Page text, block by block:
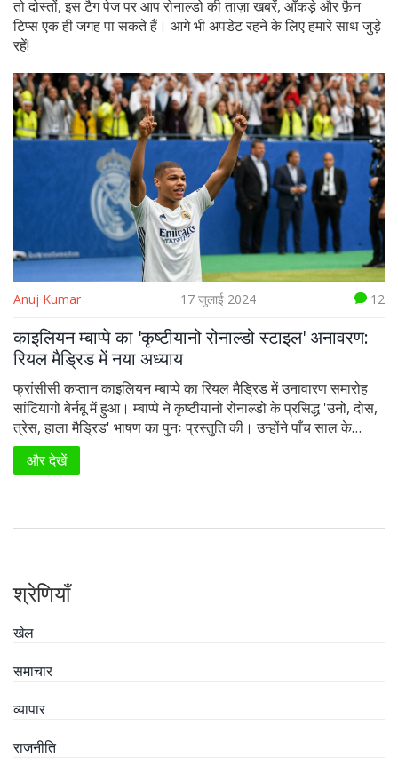
तो दोस्तों, इस टैग पेज पर आप रोनाल्डो की ताज़ा खबरें, आँकड़े और फ़ैन
टिप्स एक ही जगह पा सकते हैं। आगे भी अपडेट रहने के लिए हमारे साथ जुड़े
रहें!
Anuj Kumar 17 जुलाई 2024 12
काइलियन म्बाप्पे का 'कृष्टीयानो रोनाल्डो स्टाइल' अनावरण:
रियल मैड्रिड में नया अध्याय
फ्रांसीसी कप्तान काइलियन म्बाप्पे का रियल मैड्रिड में उनावारण समारोह
सांटियागो बेर्नबू में हुआ। म्बाप्पे ने कृष्टीयानो रोनाल्डो के प्रसिद्ध 'उनो, दोस,
त्रेस, हाला मैड्रिड' भाषण का पुनः प्रस्तुति की। उन्होंने पाँच साल के
अनुबंध पर हस्ताक्षर किए और नया नंबर 9 जर्सी धारण किया।
और देखें
श्रेणियाँ
खेल
समाचार
व्यापार
राजनीति